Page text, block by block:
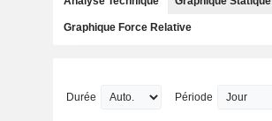
Graphique Force Relative
Durée Période